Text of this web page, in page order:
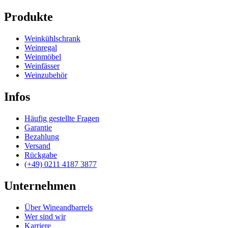
Produkte
Weinkühlschrank
Weinregal
Weinmöbel
Weinfässer
Weinzubehör
Infos
Häufig gestellte Fragen
Garantie
Bezahlung
Versand
Rückgabe
(+49) 0211 4187 3877
Unternehmen
Über Wineandbarrels
Wer sind wir
Karriere